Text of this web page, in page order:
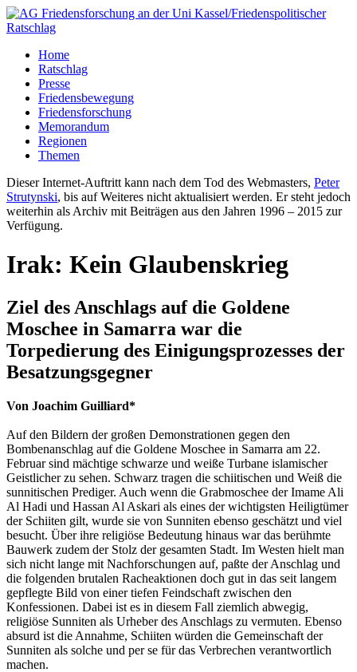
Home
Ratschlag
Presse
Friedensbewegung
Friedensforschung
Memorandum
Regionen
Themen
Dieser Internet-Auftritt kann nach dem Tod des Webmasters, Peter
Strutynski, bis auf Weiteres nicht aktualisiert werden. Er steht jedoch
weiterhin als Archiv mit Beiträgen aus den Jahren 1996 – 2015 zur
Verfügung.
Irak: Kein Glaubenskrieg
Ziel des Anschlags auf die Goldene
Moschee in Samarra war die
Torpedierung des Einigungsprozesses der
Besatzungsgegner
Von Joachim Guilliard*
Auf den Bildern der großen Demonstrationen gegen den
Bombenanschlag auf die Goldene Moschee in Samarra am 22.
Februar sind mächtige schwarze und weiße Turbane islamischer
Geistlicher zu sehen. Schwarz tragen die schiitischen und Weiß die
sunnitischen Prediger. Auch wenn die Grabmoschee der Imame Ali
Al Hadi und Hassan Al Askari als eines der wichtigsten Heiligtümer
der Schiiten gilt, wurde sie von Sunniten ebenso geschätzt und viel
besucht. Über ihre religiöse Bedeutung hinaus war das berühmte
Bauwerk zudem der Stolz der gesamten Stadt. Im Westen hielt man
sich nicht lange mit Nachforschungen auf, paßte der Anschlag und
die folgenden brutalen Racheaktionen doch gut in das seit langem
gepflegte Bild von einer tiefen Feindschaft zwischen den
Konfessionen. Dabei ist es in diesem Fall ziemlich abwegig,
religiöse Sunniten als Urheber des Anschlags zu vermuten. Ebenso
absurd ist die Annahme, Schiiten würden die Gemeinschaft der
Sunniten als solche und per se für das Verbrechen verantwortlich
machen.